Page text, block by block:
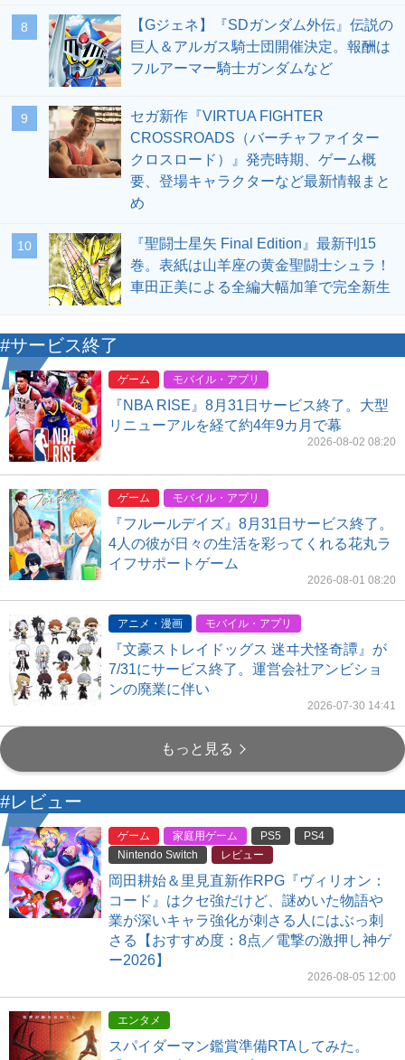
8
【Gジェネ】『SDガンダム外伝』伝説の
巨人＆アルガス騎士団開催決定。報酬は
フルアーマー騎士ガンダムなど
9
セガ新作『VIRTUA FIGHTER
CROSSROADS（バーチャファイター
クロスロード）』発売時期、ゲーム概
要、登場キャラクターなど最新情報まと
め
10
『聖闘士星矢 Final Edition』最新刊15
巻。表紙は山羊座の黄金聖闘士シュラ！
車田正美による全編大幅加筆で完全新生
#サービス終了
ゲーム モバイル・アプリ
『NBA RISE』8月31日サービス終了。大型
リニューアルを経て約4年9カ月で幕
2026-08-02 08:20
ゲーム モバイル・アプリ
『フルールデイズ』8月31日サービス終了。
4人の彼が日々の生活を彩ってくれる花丸ラ
イフサポートゲーム
2026-08-01 08:20
アニメ・漫画 モバイル・アプリ
『文豪ストレイドッグス 迷ヰ犬怪奇譚』が
7/31にサービス終了。運営会社アンビショ
ンの廃業に伴い
2026-07-30 14:41
もっと見る
#レビュー
ゲーム 家庭用ゲーム PS5
PS4
Nintendo Switch
レビュー
岡田耕始＆里見直新作RPG『ヴィリオン：
コード』はクセ強だけど、謎めいた物語や
業が深いキャラ強化が刺さる人にはぶっ刺
さる【おすすめ度：8点／電撃の激押し神ゲ
ー2026】
2026-08-05 12:00
エンタメ
スパイダーマン鑑賞準備RTAしてみた。